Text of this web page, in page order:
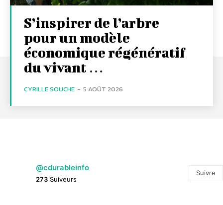
S’inspirer de l’arbre
pour un modèle
économique régénératif
du vivant …
CYRILLE SOUCHE - 5 AOÛT 2026
@cdurableinfo
273 Suiveurs
Suivre